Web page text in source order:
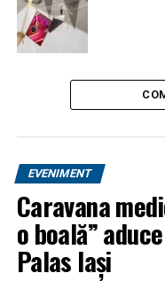
EVENIMENT
Caravana
o boală”
Palas Iași